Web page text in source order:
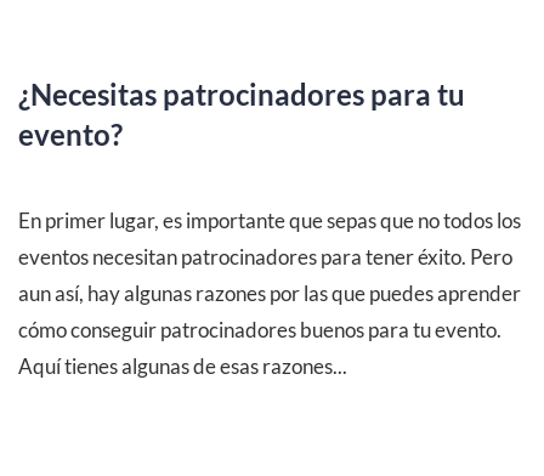
¿Necesitas patrocinadores para tu
evento?
En primer lugar, es importante que sepas que no todos los
eventos necesitan patrocinadores para tener éxito. Pero
aun así, hay algunas razones por las que puedes aprender
cómo conseguir patrocinadores buenos para tu evento.
Aquí tienes algunas de esas razones...